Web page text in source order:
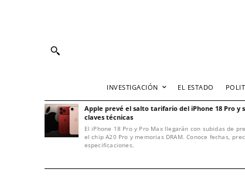
INVESTIGACIÓN EL ESTADO
Apple prevé el salto tarifario del iPhone 18 Pro y
claves técnicas
El iPhone 18 Pro y Pro Max llegarán con subidas de
el chip A20 Pro y memorias DRAM. Conoce fechas,
especificaciones.